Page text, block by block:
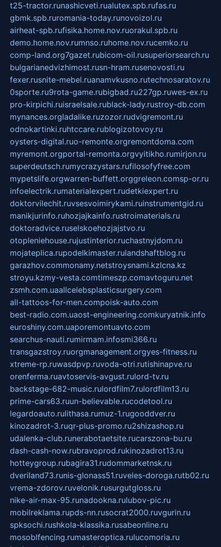
t25-tractor.runashicveti.rualutex.spb.rufas.ru
gbmk.spb.ruromania-today.runovoizol.ru
airheat-spb.rufisika.home.nov.ruorakul.spb.ru
demo.home.nov.rumnso.ruhome.nov.rucemko.ru
comp-land.org7gazet.rubicom-oil.rusuperiorsearch.ru
bulgarianedvizhimost.rusn-hram.rusenovosti.ru
fexer.rusnite-mebel.ruanamvkusno.rutechnosaratov.ru
0sporte.ru9rota-game.rubigbad.ru227gp.ruwes-ex.ru
pro-kirpichi.ruisraelsale.rublack-lady.rustroy-db.com
mynances.orgladalike.ruzozor.rudvigremont.ru
odnokartinki.ruhtccare.rublogizotovoy.ru
oysters-digital.ruo-remonte.orgremontdoma.com
myremont.orgportal-remonta.orgvyitikho.rumirjon.ru
superdeutsch.rumycrazystars.rufilosofyfree.com
mypetslife.orgwarren-buffett.orggreleon.comsp-or.ru
infoelectrik.rumaterialexpert.rudetkiexpert.ru
doktorvilechit.ruvsesvoimirykami.ruinstrumentgid.ru
manikjurinfo.ruhozjajkainfo.rustroimaterials.ru
doktoradvice.ruselskoehozjajstvo.ru
otopleniehouse.rujustinterior.ruchastnyjdom.ru
mojateplica.rupodelkimaster.rulandshaftblog.ru
garazhov.commonamy.netstroysnami.kzlcna.kz
stroyu.kzmy-vesta.comtimeszp.comavtoguru.net
zsmh.com.uaallcelebsplasticsurgery.com
all-tattoos-for-men.compoisk-auto.com
best-radio.com.uaost-engineering.comkuryatnik.info
euroshiny.com.uaporemontuavto.com
searchus-nauti.rumirmam.infosmi366.ru
transgazstroy.ruorgmanagement.orgyes-fitness.ru
xtreme-rp.ruwasdpvp.ruvoda-otri.rutishinapve.ru
orenferma.ruavtoservis-avgust.rulord-tv.ru
backstage-682-music.rulordfilm7.rulordfilm13.ru
prime-cars63.ruun-believable.rucodetool.ru
legardoauto.rulithasa.rumuz-1.rugooddver.ru
kinozadrot-3.ruqr-plus-promo.ru2shizashop.ru
udalenka-club.runerabotaetsite.rucarszona-bu.ru
dash-cash-now.rubravoprod.rukinozadrot13.ru
hotteygroup.rubagira31.rudommarketnsk.ru
dveriland73.runis-glonass51.ruveles-doroga.rutb02.ru
vrema-zdorov.ruvelonik.rusurgutgloss.ru
nike-air-max-95.runadookna.rulubov-pic.ru
mobilreklama.rupds-nn.rusocrat2000.ruvgurin.ru
spksochi.rushkola-klassika.rusabeonline.ru
mosoblfencing.rumasteroptica.rulucomoria.ru